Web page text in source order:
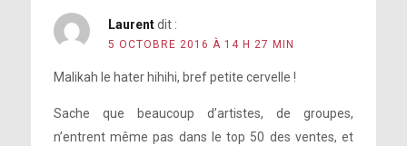
Laurent dit :
5 OCTOBRE 2016 À 14 H 27 MIN
Malikah le hater hihihi, bref petite cervelle !
Sache que beaucoup d’artistes, de groupes,
n’entrent même pas dans le top 50 des ventes, et